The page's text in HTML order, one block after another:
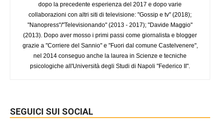
dopo la precedente esperienza del 2017 e dopo varie
collaborazioni con altri siti di televisione: "Gossip e tv" (2018);
"Nanopress"/"Televisionando" (2013 - 2017); "Davide Maggio"
(2013). Dopo aver mosso i primi passi come giornalista e blogger
grazie a "Corriere del Sannio" e "Fuori dal comune Castelvenere",
nel 2014 conseguo anche la laurea in Scienze e tecniche
psicologiche all'Università degli Studi di Napoli "Federico II".
SEGUICI SUI SOCIAL